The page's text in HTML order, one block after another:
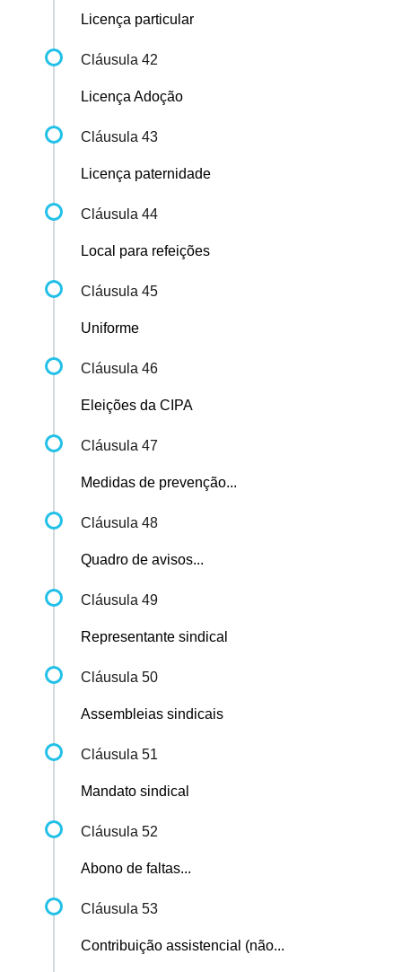
Licença particular
Cláusula 42
Licença Adoção
Cláusula 43
Licença paternidade
Cláusula 44
Local para refeições
Cláusula 45
Uniforme
Cláusula 46
Eleições da CIPA
Cláusula 47
Medidas de prevenção...
Cláusula 48
Quadro de avisos...
Cláusula 49
Representante sindical
Cláusula 50
Assembleias sindicais
Cláusula 51
Mandato sindical
Cláusula 52
Abono de faltas...
Cláusula 53
Contribuição assistencial (não...